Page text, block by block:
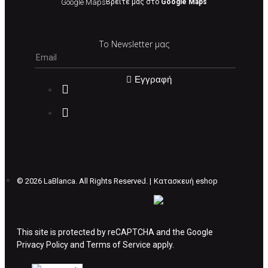
αποσταλεί νέο προϊόν προς αντικατάσταση
μπορείτε να επικοινωνήσετε μαζί μας για την
πραγματοποίηση νέας παραγγελίας.
Επιστρέφετε το προϊόν με τηv ACS Courier με
δέμα σας, αποστέλλεται η αλλαγή σας με
ΔΙΚΑΙΩΜΑ ΥΠΑΝΑΧΩΡΗΣΗΣ-ΕΠΙΣΤΡΟΦΗ
Η επιστροφή χρημάτων ακολουθείται στις
Google Maps Βρείτε μας στο Google Maps
Το Newsletter μας
Εγγραφή
© 2026 LaBlanca. All Rights Reserved. | Κατασκευή eshop
This site is protected by reCAPTCHA and the Google
Privacy Policyand Terms of Service apply.